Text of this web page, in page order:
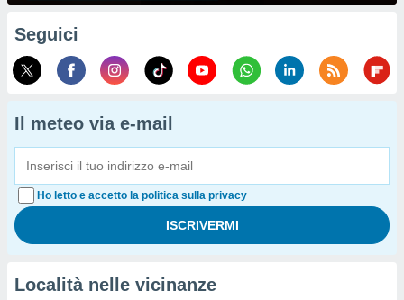
Seguici
Il meteo via e-mail
Ho letto e accetto la politica sulla privacy
Località nelle vicinanze